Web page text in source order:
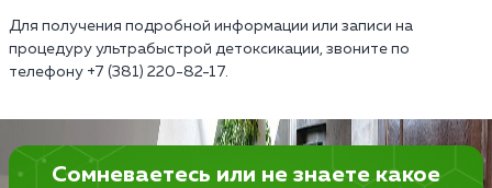
Для получения подробной информации или записи на
процедуру ультрабыстрой детоксикации, звоните по
телефону +7 (381) 220-82-17.
Сомневаетесь или не знаете какое